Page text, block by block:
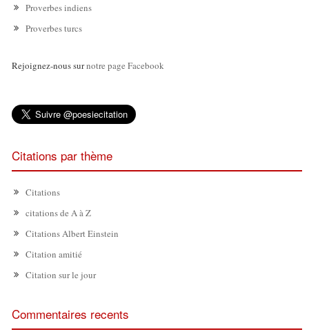
Proverbes indiens
Proverbes turcs
Rejoignez-nous surnotre page Facebook
Citations par thème
Citations
citations de A à Z
Citations Albert Einstein
Citation amitié
Citation sur le jour
Commentaires recents